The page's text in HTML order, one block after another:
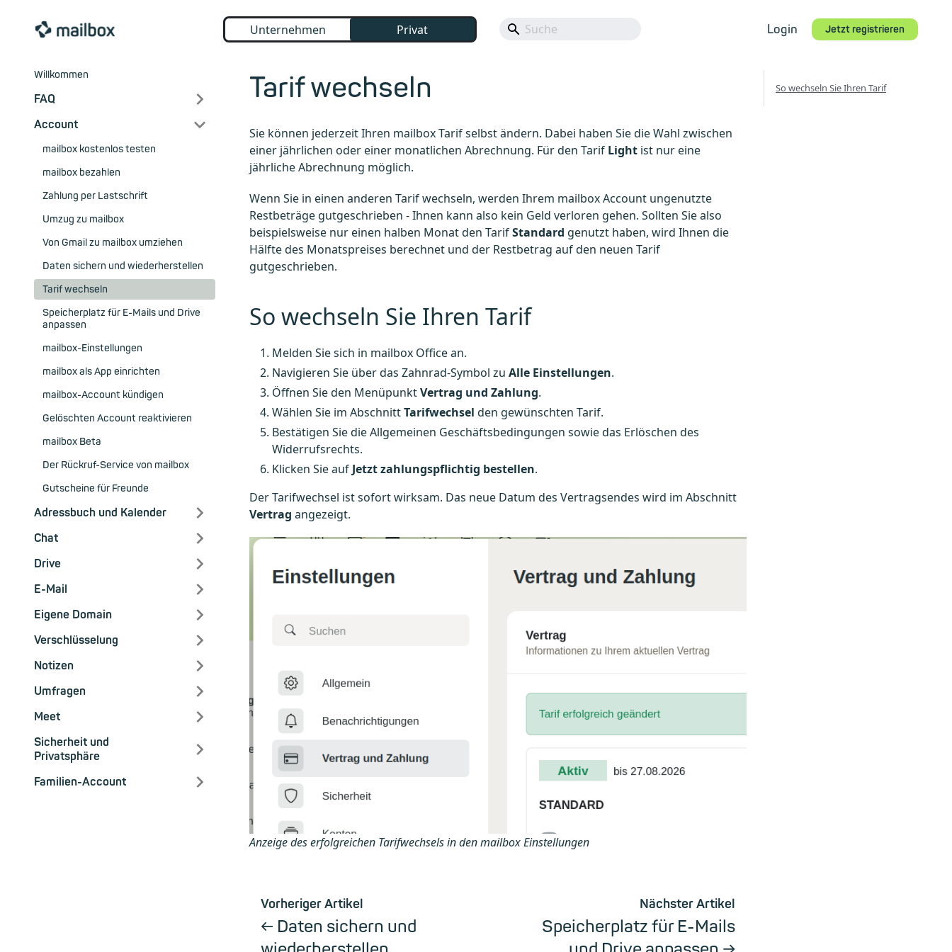
Unternehmen Privat Login Jetzt registrieren
Willkommen
FAQ
Account
mailbox kostenlos testen
mailbox bezahlen
Zahlung per Lastschrift
Umzug zu mailbox
Von Gmail zu mailbox umziehen
Daten sichern und wiederherstellen
Tarif wechseln
Speicherplatz für E-Mails und Drive
anpassen
mailbox-Einstellungen
mailbox als App einrichten
mailbox-Account kündigen
Gelöschten Account reaktivieren
mailbox Beta
Der Rückruf-Service von mailbox
Gutscheine für Freunde
Adressbuch und Kalender
Chat
Drive
E-Mail
Eigene Domain
Verschlüsselung
Notizen
Umfragen
Meet
Sicherheit und
Privatsphäre
Familien-Account
Tarif wechseln
Sie können jederzeit Ihren mailbox Tarif selbst ändern. Dabei haben Sie die Wahl zwischen
einer jährlichen oder einer monatlichen Abrechnung. Für den Tarif Light ist nur eine
jährliche Abrechnung möglich.
Wenn Sie in einen anderen Tarif wechseln, werden Ihrem mailbox Account ungenutzte
Restbeträge gutgeschrieben - Ihnen kann also kein Geld verloren gehen. Sollten Sie also
beispielsweise nur einen halben Monat den TarifStandard genutzt haben, wird Ihnen die
Hälfte des Monatspreises berechnet und der Restbetrag auf den neuen Tarif
gutgeschrieben.
So wechseln Sie Ihren Tarif
Melden Sie sich in mailbox Office an.
Navigieren Sie über das Zahnrad-Symbol zu Alle Einstellungen.
Öffnen Sie den MenüpunktVertrag und Zahlung.
Wählen Sie im AbschnittTarifwechsel den gewünschten Tarif.
Bestätigen Sie die Allgemeinen Geschäftsbedingungen sowie das Erlöschen des
Widerrufsrechts.
Klicken Sie auf Jetzt zahlungspflichtig bestellen.
Der Tarifwechsel ist sofort wirksam. Das neue Datum des Vertragsendes wird im Abschnitt
Vertrag angezeigt.
Anzeige des erfolgreichen Tarifwechsels in den mailbox Einstellungen
Vorheriger Artikel
Daten sichern und
Nächster Artikel
Speicherplatz für E-Mails
So wechseln Sie Ihren Tarif